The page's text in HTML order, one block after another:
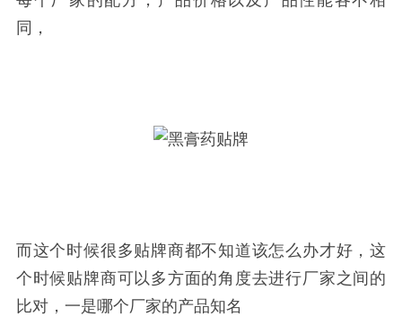
同，
而这个时候很多贴牌商都不知道该怎么办才好，这
个时候贴牌商可以多方面的角度去进行厂家之间的
比对，一是哪个厂家的产品知名